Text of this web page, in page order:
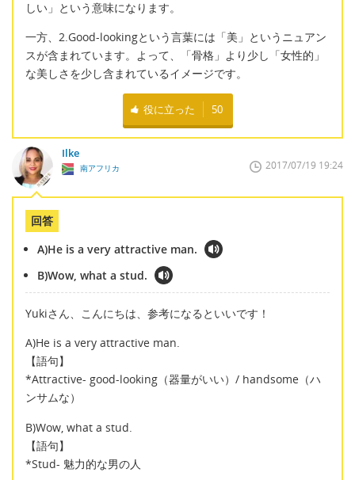
しい」という意味になります。
一方、2.Good-lookingという言葉には「美」というニュアン
スが含まれています。よって、「骨格」より少し「女性的」
な美しさを少し含まれているイメージです。
役に立った 50
Ilke
南アフリカ 2017/07/19 19:24
回答
A)He is a very attractive man.
B)Wow, what a stud.
Yukiさん、こんにちは、参考になるといいです！
A)He is a very attractive man.
【語句】
*Attractive- good-looking（器量がいい）/ handsome（ハ
ンサムな）
B)Wow, what a stud.
【語句】
*Stud- 魅力的な男の人